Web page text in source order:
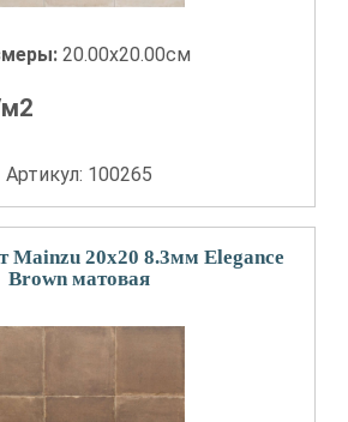
20.00x20.00см
Артикул: 100265
Mainzu 20x20 8.3мм Elegance
Brown матовая